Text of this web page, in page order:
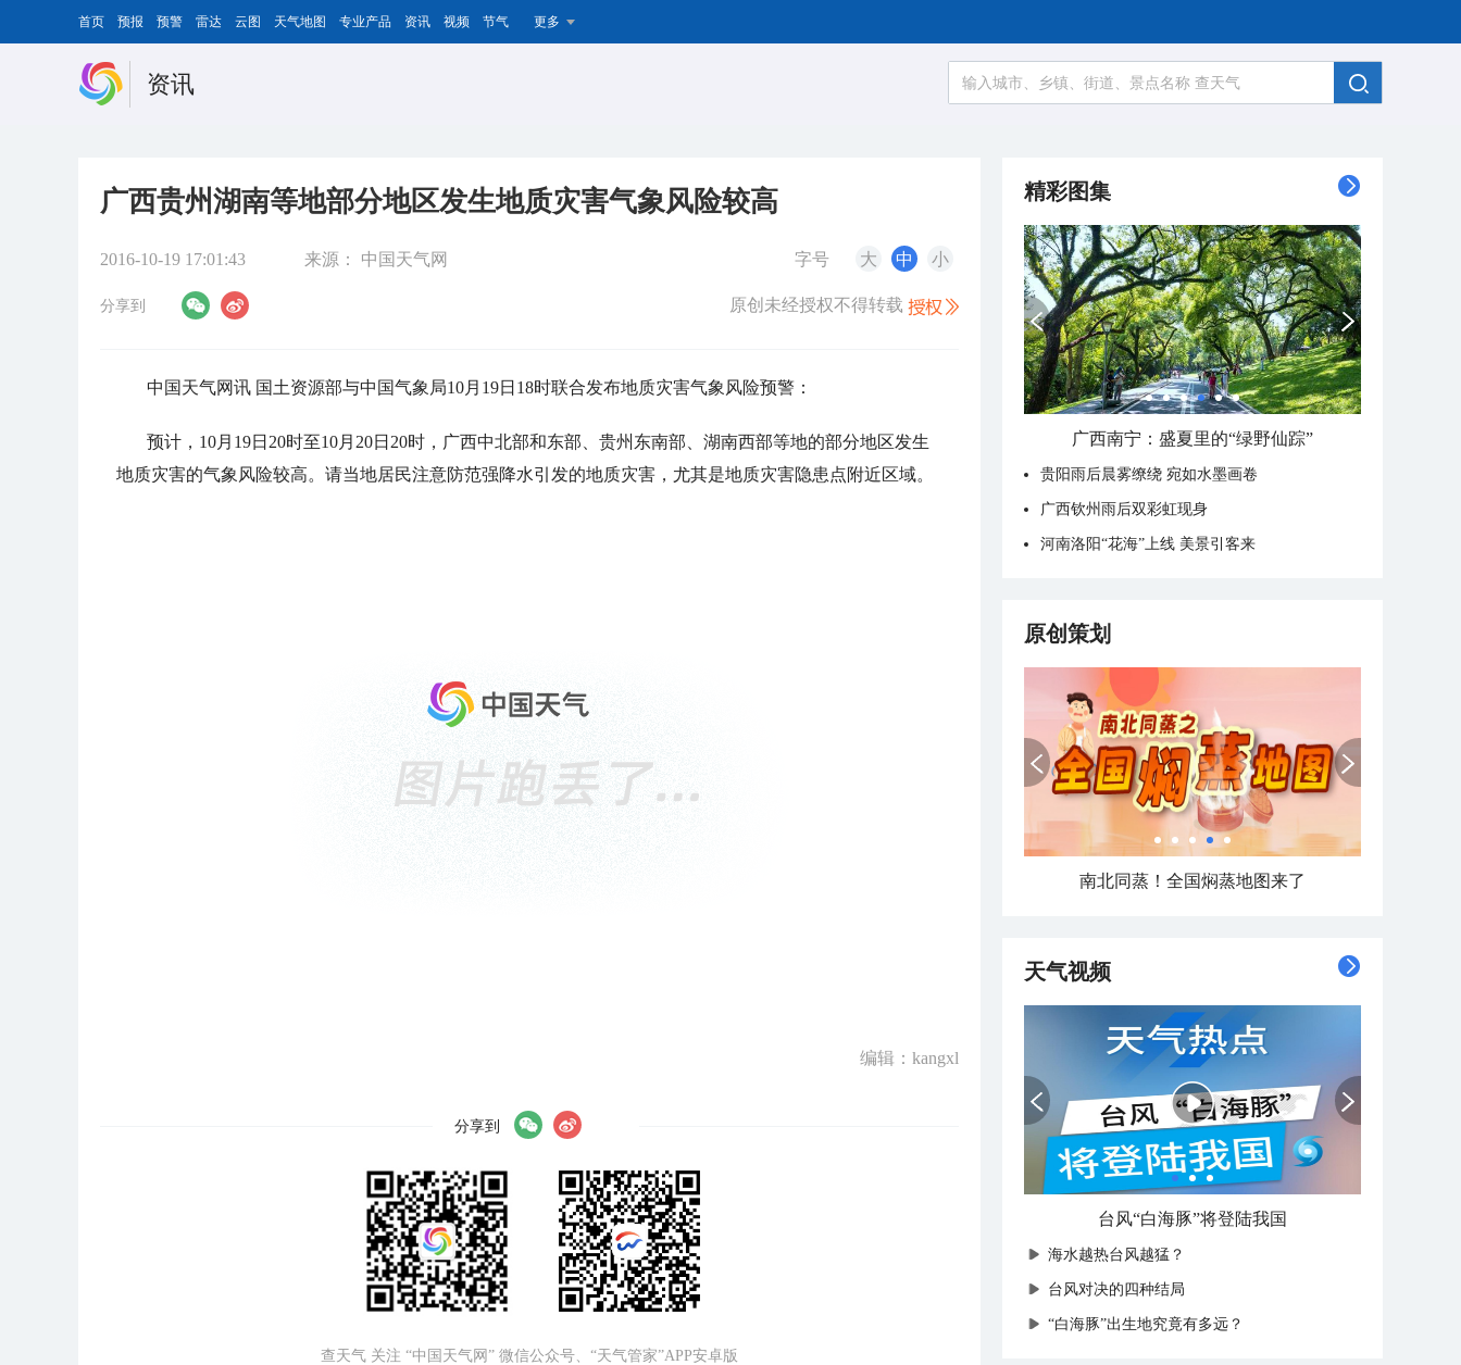
首页 预报 预警 雷达 云图 天气地图 专业产品 资讯 视频 节气 更多
资讯
广西贵州湖南等地部分地区发生地质灾害气象风险较高
2016-10-19 17:01:43 来源： 中国天气网 字号 大 中 小
分享到 原创未经授权不得转载
中国天气网讯 国土资源部与中国气象局10月19日18时联合发布地质灾害气象风险预警：
预计，10月19日20时至10月20日20时，广西中北部和东部、贵州东南部、湖南西部等地的部分地区发生
地质灾害的气象风险较高。请当地居民注意防范强降水引发的地质灾害，尤其是地质灾害隐患点附近区域。
编辑：kangxl
分享到
查天气 关注 “中国天气网” 微信公众号、“天气管家”APP安卓版
精彩图集
广西南宁：盛夏里的“绿野仙踪”
贵阳雨后晨雾缭绕 宛如水墨画卷
广西钦州雨后双彩虹现身
河南洛阳“花海”上线 美景引客来
原创策划
南北同蒸！全国焖蒸地图来了
天气视频
台风“白海豚”将登陆我国
海水越热台风越猛？
台风对决的四种结局
“白海豚”出生地究竟有多远？